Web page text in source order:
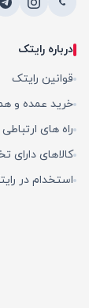
درباره رایتک
قوانین رایتک
خرید عمده و
راه های
کالاهای دارای
استخدام در